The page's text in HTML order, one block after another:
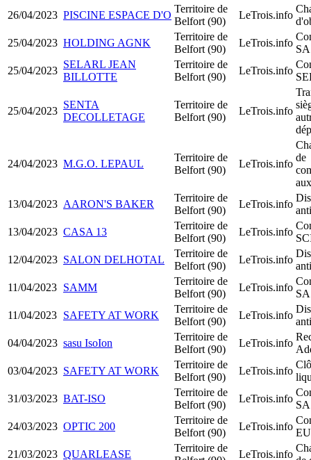
26/04/2023 PISCINE ESPACE D'O
Territoire de
Belfort (90)
LeTrois.info
25/04/2023 HOLDING AGNK
Territoire de
Belfort (90)
LeTrois.info
25/04/2023
SELARL JEAN
BILLOTTE
Territoire de
Belfort (90)
LeTrois.info
25/04/2023
SENTA
DECOLLETAGE
Territoire de
Belfort (90)
LeTrois.info
24/04/2023 M.G.O. LEPAUL
Territoire de
Belfort (90)
LeTrois.info
de
13/04/2023 AARON'S BAKER
Territoire de
Belfort (90)
LeTrois.info
13/04/2023 CASA 13
Territoire de
Belfort (90)
LeTrois.info
12/04/2023 SALON DELHOTAL
Territoire de
Belfort (90)
LeTrois.info
11/04/2023 SAMM
Territoire de
Belfort (90)
LeTrois.info
11/04/2023 SAFETY AT WORK
Territoire de
Belfort (90)
LeTrois.info
04/04/2023 sasu IsoIon
Territoire de
Belfort (90)
LeTrois.info
03/04/2023 SAFETY AT WORK
Territoire de
Belfort (90)
LeTrois.info
31/03/2023 BAT-ISO
Territoire de
Belfort (90)
LeTrois.info
24/03/2023 OPTIC 200
Territoire de
Belfort (90)
LeTrois.info
21/03/2023 QUARLEASE
Territoire de
LeTrois.info